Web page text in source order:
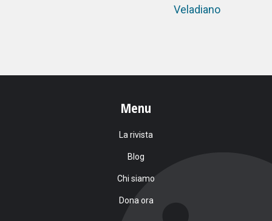
Veladiano
Menu
La rivista
Blog
Chi siamo
Dona ora